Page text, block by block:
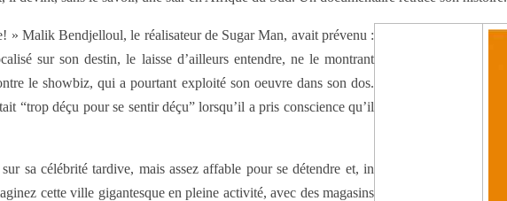
» Malik Bendjelloul, le réalisateur de Sugar Man, avait prévenu :
sur son destin, le laisse d’ailleurs entendre, ne le montrant
le showbiz, qui a pourtant exploité son oeuvre dans son dos.
“trop déçu pour se sentir déçu” lorsqu’il a pris conscience qu’il
sa célébrité tardive, mais assez affable pour se détendre et, in
cette ville gigantesque en pleine activité, avec des magasins